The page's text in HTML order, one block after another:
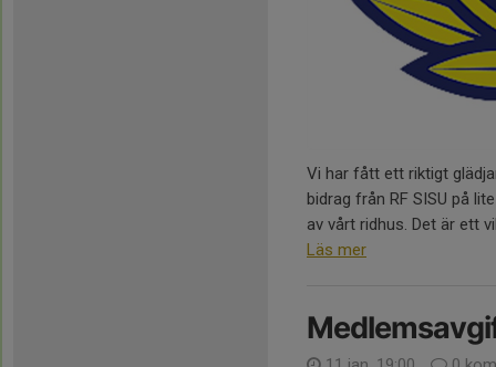
Vi har fått ett riktigt
bidrag från RF SISU på
av vårt ridhus. Det är ett
Läs mer